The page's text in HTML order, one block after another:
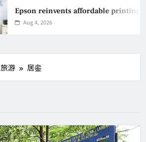
Epson reinvents affordable printing
Aug 4, 2026
旅游 居銮